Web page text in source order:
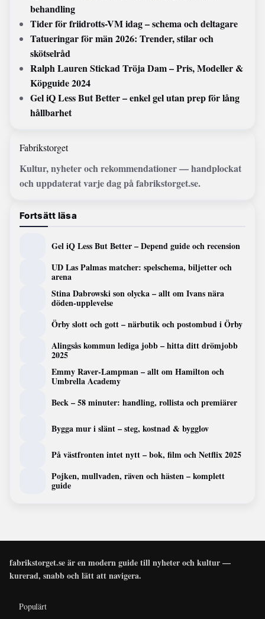
behandling
Tider för friidrotts-VM idag – schema och deltagare
Tatueringar för män 2026: Trender, stilar och
skötselråd
Ralph Lauren Stickad Tröja Dam – Pris, Modeller &
Köpguide 2024
Gel iQ Less But Better – enkel gel utan prep för lång
hållbarhet
Fabrikstorget
Kultur, nyheter och rekommendationer — handplockat
och uppdaterat varje dag på fabrikstorget.se.
Fortsätt läsa
Gel iQ Less But Better – Depend guide och recension
UD Las Palmas matcher: spelschema, biljetter och
arena
Stina Dabrowski son olycka – allt om Ivans nära
döden-upplevelse
Örby slott och gott – närbutik och postombud i Örby
Alingsås kommun lediga jobb – hitta ditt drömjobb
2025
Emmy Raver-Lampman – allt om Hamilton och
Umbrella Academy
Beck – 58 minuter: handling, rollista och premiärer
Bygga mur i slänt – steg, kostnad & bygglov
På västfronten intet nytt – bok, film och Netflix 2025
Pojken, mullvaden, räven och hästen – komplett
guide
fabrikstorget.se är en modern guide till nyheter och kultur —
kurerad, snabb och lätt att navigera.
Populärt